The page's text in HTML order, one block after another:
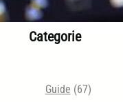
Categorie
Guide (67)